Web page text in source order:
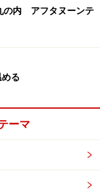
チックな香り。ス
みたい。
デザートなど。
の内 アフタヌーンテ
る
ーマ